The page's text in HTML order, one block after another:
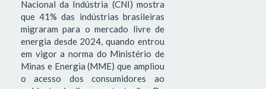
Nacional da Indústria (CNI) mostra
que 41% das indústrias brasileiras
migraram para o mercado livre de
energia desde 2024, quando entrou
em vigor a norma do Ministério de
Minas e Energia (MME) que ampliou
o acesso dos consumidores ao